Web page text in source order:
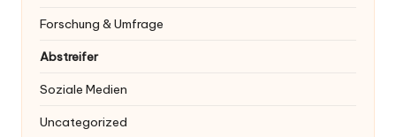
Forschung & Umfrage
Abstreifer
Soziale Medien
Uncategorized